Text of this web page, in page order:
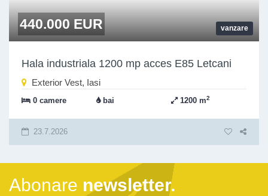
vanzare
440.000 EUR
Hala industriala 1200 mp acces E85 Letcani
Exterior Vest, Iasi
0 camere bai 1200 m2
23.7.2026
Abonare newsletter.